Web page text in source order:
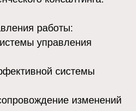
работы:
управления
системы
изменений